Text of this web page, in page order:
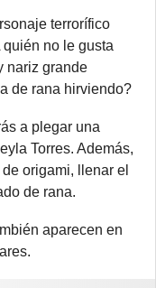
terrorífico
no le gusta
nariz grande
de rana hirviendo?
a plegar una
Torres. Además,
origami, llenar el
de rana.
aparecen en